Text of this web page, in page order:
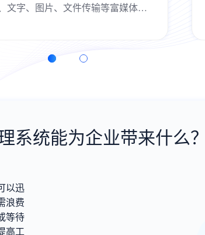
文字、图片、文件传输等富媒体功
系统能为企业带来什么？
以迅
浪费
等待
高工